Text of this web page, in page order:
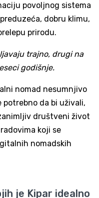
povoljnog sistema
dobru klimu,
prirodu.
trajno, drugi na
godišnje.
nomad nesumnjivo
da bi uživali,
društveni život
koji se
nomadskih
je Kipar idealno